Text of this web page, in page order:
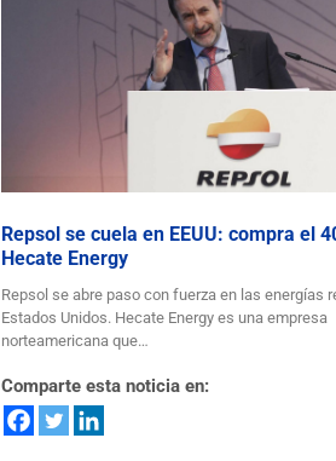
Repsol se cuela en EEUU: compra el
Hecate Energy
Repsol se abre paso con fuerza en las energías
Estados Unidos. Hecate Energy es una empresa
norteamericana que…
Comparte esta noticia en: